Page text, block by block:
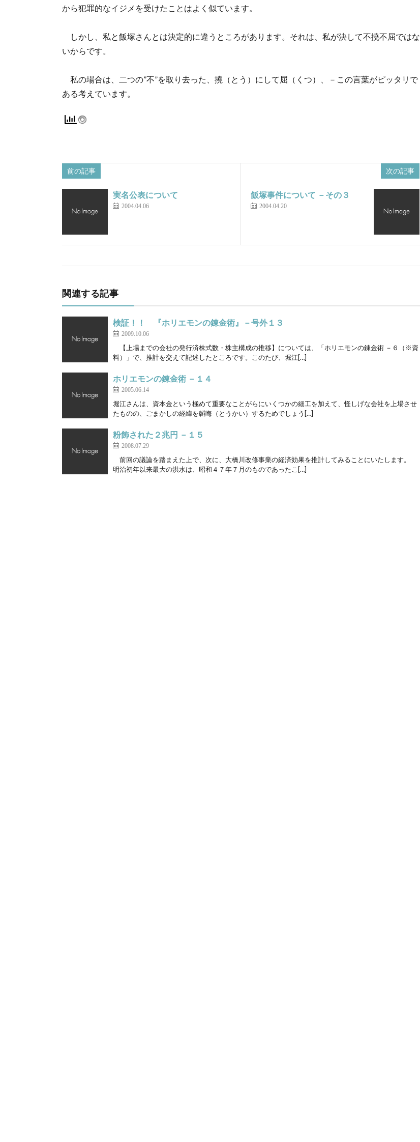
から犯罪的なイジメを受けたことはよく似ています。
しかし、私と飯塚さんとは決定的に違うところがあります。それは、私が決して不撓不屈ではな
いからです。
私の場合は、二つの”不”を取り去った、撓（とう）にして屈（くつ）、－この言葉がピッタリで
ある考えています。
前の記事
実名公表について
2004.04.06
次の記事
飯塚事件について －その３
2004.04.20
関連する記事
検証！！ 『ホリエモンの錬金術』－号外１３
2009.10.06
【上場までの会社の発行済株式数・株主構成の推移】については、「ホリエモンの錬金術 －６（※資
料）」で、推計を交えて記述したところです。このたび、堀江[…]
ホリエモンの錬金術 －１４
2005.06.14
堀江さんは、資本金という極めて重要なことがらにいくつかの細工を加えて、怪しげな会社を上場させ
たものの、ごまかしの経緯を韜晦（とうかい）するためでしょう[…]
粉飾された２兆円 －１５
2008.07.29
前回の議論を踏まえた上で、次に、大橋川改修事業の経済効果を推計してみることにいたします。
明治初年以来最大の洪水は、昭和４７年７月のものであったこ[…]